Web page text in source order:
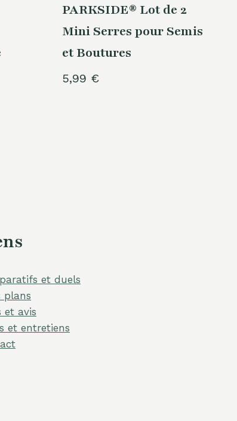
PARKSIDE® Lot de 2
Mini Serres pour Semis
et Boutures
5,99 €
et duels
plans
et avis
et entretiens